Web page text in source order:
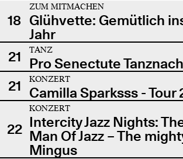
18
ZUM MITMACHEN
Glühvette: Gemütlich
Jahr
21
TANZ
Pro Senectute
21
KONZERT
Camilla Sparksss - Tour
22
KONZERT
Intercity Jazz Nights:
Man Of Jazz – The
Mingus